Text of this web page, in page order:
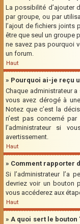
La possibilité d’ajouter
par groupe, ou par
l’ajout de fichiers
être que seul un groupe
ne savez pas pourquoi
un forum.
Haut
» Pourquoi ai-je reçu
Chaque administrateur
vous avez dérogé à
Notez que c’est la
n’est pas concerné
l’administrateur si
avertissement.
Haut
» Comment rapporter
Si l’administrateur l’a
devriez voir un bouton
vous accéderez aux
Haut
» A quoi sert le bouton